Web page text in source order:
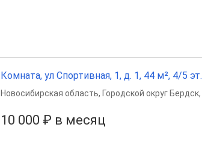
Комната, ул Спортивная, 1, д. 1, 44 м², 4/5 эт.
10 000 ₽ в месяц
Новосибирская область, Городской округ Бердск,